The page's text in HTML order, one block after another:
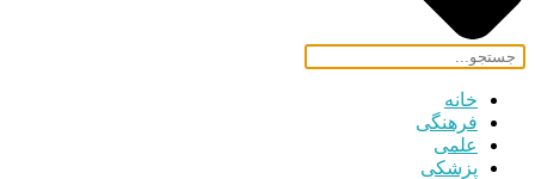
خانه
فرهنگی
علمی
پزشکی